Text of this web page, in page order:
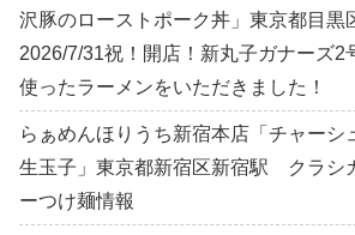
沢豚のローストポーク丼」東京都目
2026/7/31祝！開店！新丸子ガナーズ2
使ったラーメンをいただきました！
らぁめんほりうち新宿本店「チャーシ
生玉子」東京都新宿区新宿駅 クラシ
ーつけ麺情報